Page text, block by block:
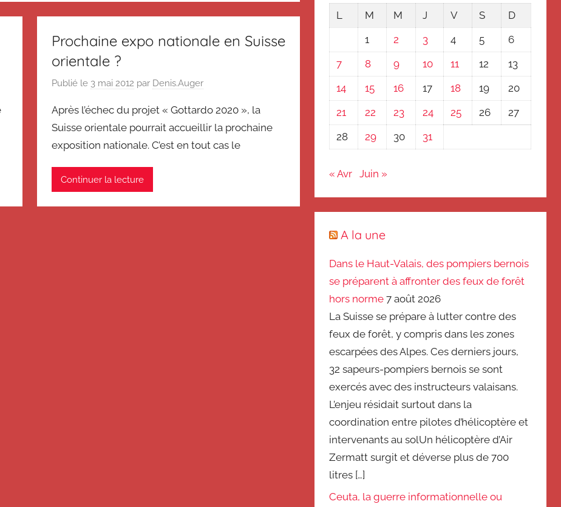
Prochaine expo nationale en Suisse
orientale ?
Publié le 3 mai 2012 par Denis.Auger
Après l’échec du projet « Gottardo 2020 », la
Suisse orientale pourrait accueillir la prochaine
exposition nationale. C’est en tout cas le
Continuer la lecture
L
M M J V S
D
1
2 3 4 5
6
7
8 9 10 11 12
13
14
15 16 17 18 19
20
21
22 23 24 25 26
27
28
29 30 31
« Avr Juin »
A la une
Dans le Haut-Valais, des pompiers bernois
se préparent à affronter des feux de forêt
hors norme 7 août 2026
La Suisse se prépare à lutter contre des
feux de forêt, y compris dans les zones
escarpées des Alpes. Ces derniers jours,
32 sapeurs-pompiers bernois se sont
exercés avec des instructeurs valaisans.
L’enjeu résidait surtout dans la
coordination entre pilotes d’hélicoptère et
intervenants au solUn hélicoptère d’Air
Zermatt surgit et déverse plus de 700
litres […]
Ceuta, la guerre informationnelle ou